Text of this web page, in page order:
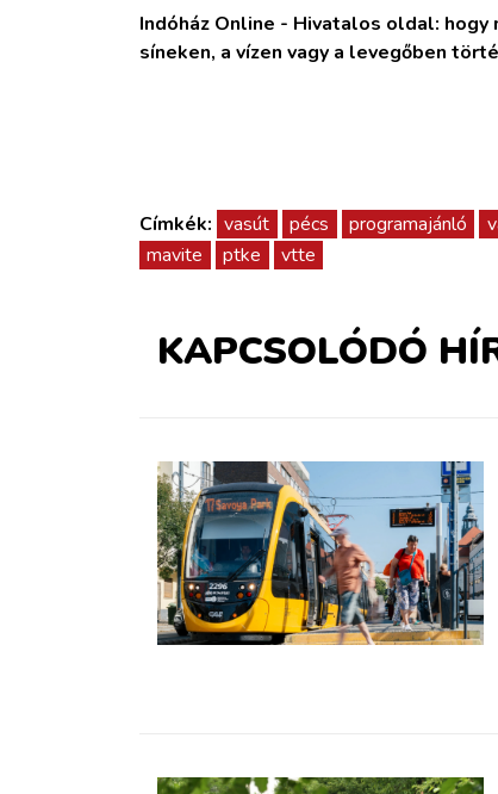
Indóház Online - Hivatalos oldal:
síneken, a vízen vagy a levegőben
Címkék: vasút pécs programajánló
mavite
ptke vtte
KAPCSOLÓDÓ